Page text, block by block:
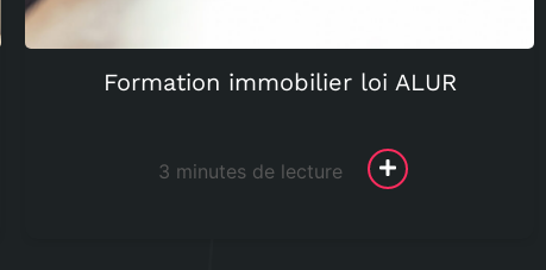
Formation immobilier loi ALUR
3 minutes de lecture